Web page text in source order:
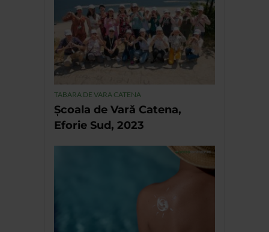
TABARA DE VARA CATENA
Școala de Vară Catena,
Eforie Sud, 2023